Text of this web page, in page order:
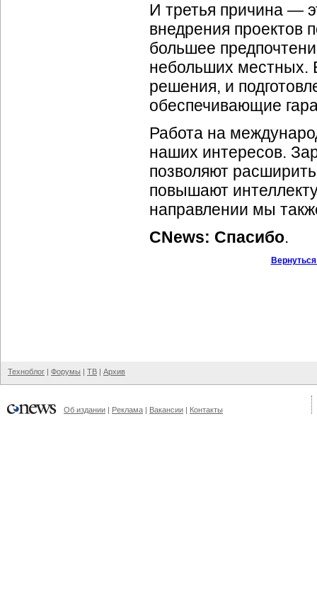
И третья причина —
внедрения проектов
большее
небольших местных.
решения, и
обеспечивающие
Работа на
наших интересов.
позволяют
повышают
направлении мы
CNews: Спасибо.
Техноблог | Форумы | ТВ | Архив
Об издании | Реклама | Вакансии | Контакты